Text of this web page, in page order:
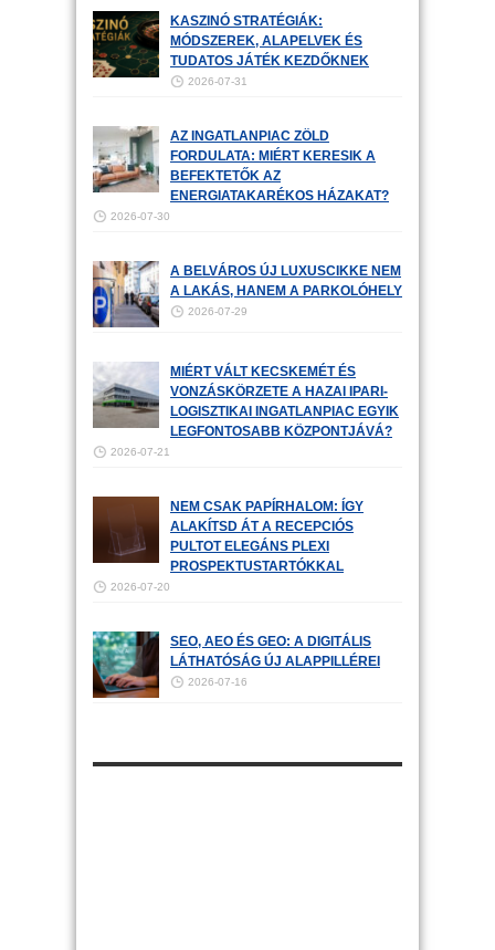
KASZINÓ STRATÉGIÁK:
MÓDSZEREK, ALAPELVEK ÉS
TUDATOS JÁTÉK KEZDŐKNEK
2026-07-31
AZ INGATLANPIAC ZÖLD
FORDULATA: MIÉRT KERESIK A
BEFEKTETŐK AZ
ENERGIATAKARÉKOS HÁZAKAT?
2026-07-30
A BELVÁROS ÚJ LUXUSCIKKE NEM
A LAKÁS, HANEM A PARKOLÓHELY
2026-07-29
MIÉRT VÁLT KECSKEMÉT ÉS
VONZÁSKÖRZETE A HAZAI IPARI-
LOGISZTIKAI INGATLANPIAC EGYIK
LEGFONTOSABB KÖZPONTJÁVÁ?
2026-07-21
NEM CSAK PAPÍRHALOM: ÍGY
ALAKÍTSD ÁT A RECEPCIÓS
PULTOT ELEGÁNS PLEXI
PROSPEKTUSTARTÓKKAL
2026-07-20
SEO, AEO ÉS GEO: A DIGITÁLIS
LÁTHATÓSÁG ÚJ ALAPPILLÉREI
2026-07-16